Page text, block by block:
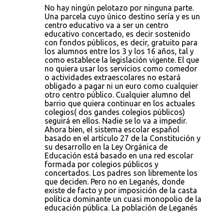
No hay ningún pelotazo por ninguna parte.
Una parcela cuyo único destino sería y es un
centro educativo va a ser un centro
educativo concertado, es decir sostenido
con fondos públicos, es decir, gratuito para
los alumnos entre los 3 y los 16 años, tal y
como establece la legislación vigente. El que
no quiera usar los servicios como comedor
o actividades extraescolares no estará
obligado a pagar ni un euro como cualquier
otro centro público. Cualquier alumno del
barrio que quiera continuar en los actuales
colegios( dos gandes colegios públicos)
seguirá en ellos. Nadie se lo va a impedir.
Ahora bien, el sistema escolar español
basado en el artículo 27 de la Constitución y
su desarrollo en la Ley Orgánica de
Educación está basado en una red escolar
formada por colegios públicos y
concertados. Los padres son libremente los
que deciden. Pero no en Leganés, donde
existe de facto y por imposición de la casta
política dominante un cuasi monopolio de la
educación pública. La población de Leganés